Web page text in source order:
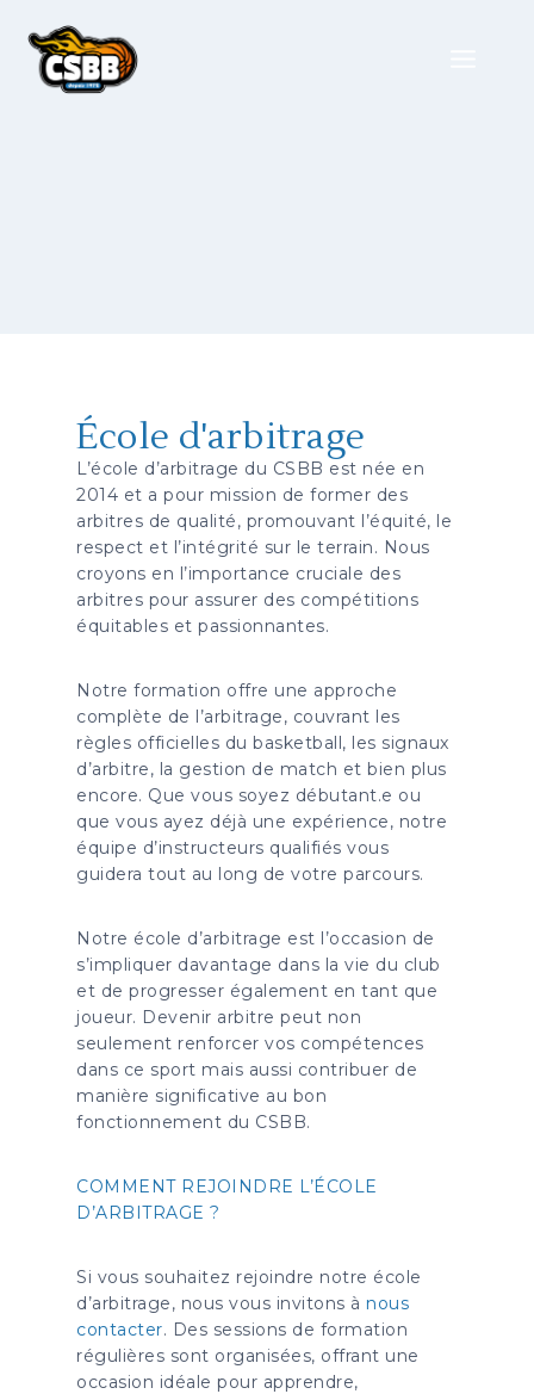
École d'arbitrage
L’école d’arbitrage du CSBB est née en
2014 et a pour mission de former des
arbitres de qualité, promouvant l’équité, le
respect et l’intégrité sur le terrain. Nous
croyons en l’importance cruciale des
arbitres pour assurer des compétitions
équitables et passionnantes.
Notre formation offre une approche
complète de l’arbitrage, couvrant les
règles officielles du basketball, les signaux
d’arbitre, la gestion de match et bien plus
encore. Que vous soyez débutant.e ou
que vous ayez déjà une expérience, notre
équipe d’instructeurs qualifiés vous
guidera tout au long de votre parcours.
Notre école d’arbitrage est l’occasion de
s’impliquer davantage dans la vie du club
et de progresser également en tant que
joueur. Devenir arbitre peut non
seulement renforcer vos compétences
dans ce sport mais aussi contribuer de
manière significative au bon
fonctionnement du CSBB.
COMMENT REJOINDRE L’ÉCOLE
D’ARBITRAGE ?
Si vous souhaitez rejoindre notre école
d’arbitrage, nous vous invitons à nous
contacter. Des sessions de formation
régulières sont organisées, offrant une
occasion idéale pour apprendre,